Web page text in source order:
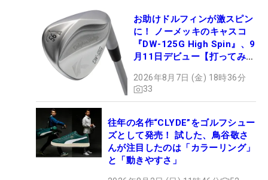
お助けドルフィンが激スピン
に！ ノーメッキのキャスコ
『DW-125G High Spin』、9
月11日デビュー【打ってみ
2026年8月7日 (金) 18時36分
33
往年の名作“CLYDE”をゴルフシュー
ズとして発売！ 試した、鳥谷敬さ
んが注目したのは「カラーリング」
と「動きやすさ」